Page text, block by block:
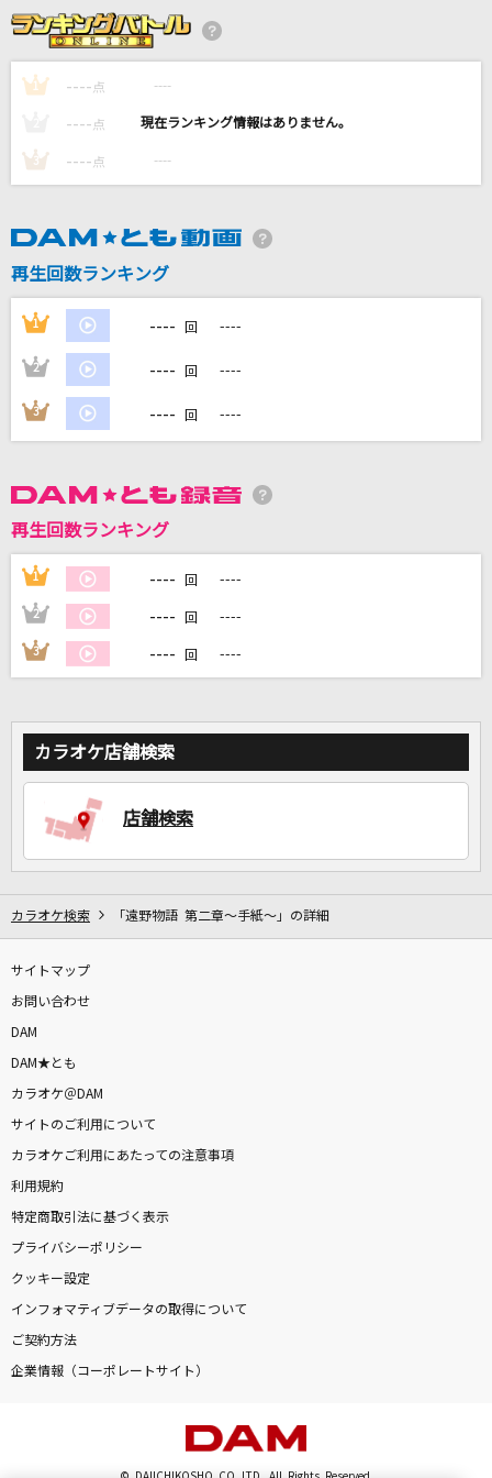
Little Things [リトル・シングス]
One Direction
[生音]TRUE LOVE
藤井フミヤ(藤井郁弥)
[生音]Walking with you
RAIN MAN
AKIHIDE
DAMの新曲・ランキングなど
DAMに会員登録・ログインして
カラオケをもっと楽しもう！
1 ---- 点 ----
---- 点 ----
3 ---- 点 ----
再生回数ランキング
1 ---- 回 ----
2 ---- 回 ----
3 ---- 回 ----
再生回数ランキング
1 ---- 回 ----
2 ---- 回 ----
3 ---- 回 ----
カラオケ店舗検索
店舗検索
カラオケ検索 「遠野物語 第二章～手紙～」の詳細
サイトマップ
お問い合わせ
DAM
DAM★とも
カラオケ＠DAM
サイトのご利用について
カラオケご利用にあたっての注意事項
利用規約
特定商取引法に基づく表示
プライバシーポリシー
クッキー設定
インフォマティブデータの取得について
ご契約方法
企業情報（コーポレートサイト）
© DAIICHIKOSHO CO.,LTD. All Rights Reserved.